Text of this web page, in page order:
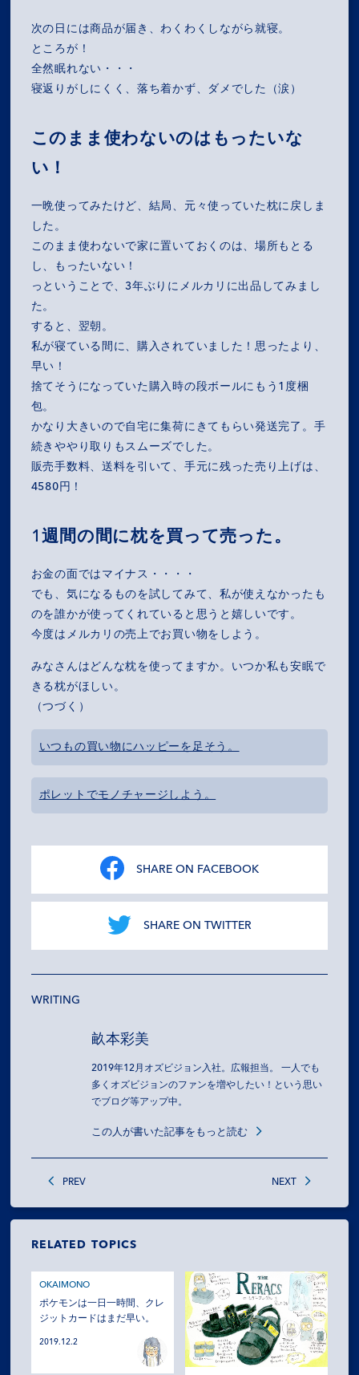
NEWS
OZ MEDIA
次の日には商品が届き、わくわくしながら就寝。
ところが！
全然眠れない・・・
寝返りがしにくく、落ち着かず、ダメでした（涙）
このまま使わないのはもったいな
い！
一晩使ってみたけど、結局、元々使っていた枕に戻しま
した。
このまま使わないで家に置いておくのは、場所もとる
し、もったいない！
っということで、3年ぶりにメルカリに出品してみまし
た。
すると、翌朝。
私が寝ている間に、購入されていました！思ったより、
早い！
捨てそうになっていた購入時の段ボールにもう1度梱
包。
かなり大きいので自宅に集荷にきてもらい発送完了。手
続きややり取りもスムーズでした。
販売手数料、送料を引いて、手元に残った売り上げは、
4580円！
1週間の間に枕を買って売った。
お金の面ではマイナス・・・・
でも、気になるものを試してみて、私が使えなかったも
のを誰かが使ってくれていると思うと嬉しいです。
今度はメルカリの売上でお買い物をしよう。
みなさんはどんな枕を使ってますか。いつか私も安眠で
きる枕がほしい。
（つづく）
いつもの買い物にハッピーを足そう。
ポレットでモノチャージしよう。
SHARE ON FACEBOOK
SHARE ON TWITTER
WRITING
畝本彩美
2019年12月オズビジョン入社。広報担当。 一人でも
多くオズビジョンのファンを増やしたい！という思い
でブログ等アップ中。
この人が書いた記事をもっと読む
PREV NEXT
RELATED TOPICS
OKAIMONO
ポケモンは一日一時間、クレ
ジットカードはまだ早い。
2019.12.2